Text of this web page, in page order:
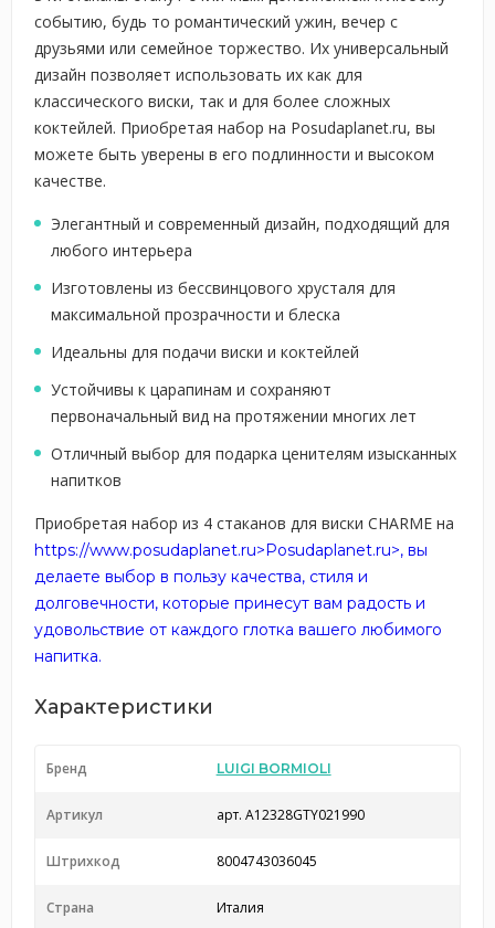
событию, будь то романтический ужин, вечер с
друзьями или семейное торжество. Их универсальный
дизайн позволяет использовать их как для
классического виски, так и для более сложных
коктейлей. Приобретая набор на Posudaplanet.ru, вы
можете быть уверены в его подлинности и высоком
качестве.
Элегантный и современный дизайн, подходящий для
любого интерьера
Изготовлены из бессвинцового хрусталя для
максимальной прозрачности и блеска
Идеальны для подачи виски и коктейлей
Устойчивы к царапинам и сохраняют
первоначальный вид на протяжении многих лет
Отличный выбор для подарка ценителям изысканных
напитков
Приобретая набор из 4 стаканов для виски CHARME на
https://www.posudaplanet.ru>Posudaplanet.ru>, вы
делаете выбор в пользу качества, стиля и
долговечности, которые принесут вам радость и
удовольствие от каждого глотка вашего любимого
напитка.
Характеристики
Бренд LUIGI BORMIOLI
Артикул арт. A12328GTY021990
Штрихкод 8004743036045
Страна
Италия